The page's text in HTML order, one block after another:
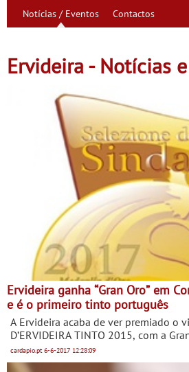
Notícias / Eventos Contactos
Ervideira - Notícias
Ervideira ganha “Gran Oro” em
e é o primeiro tinto português
A Ervideira acaba de ver premiado o
D’ERVIDEIRA TINTO 2015, com a
no Concurso Internacional “La
organizado em Itália pela Associação
cardapio.pt 6-6-2017 12:28:09